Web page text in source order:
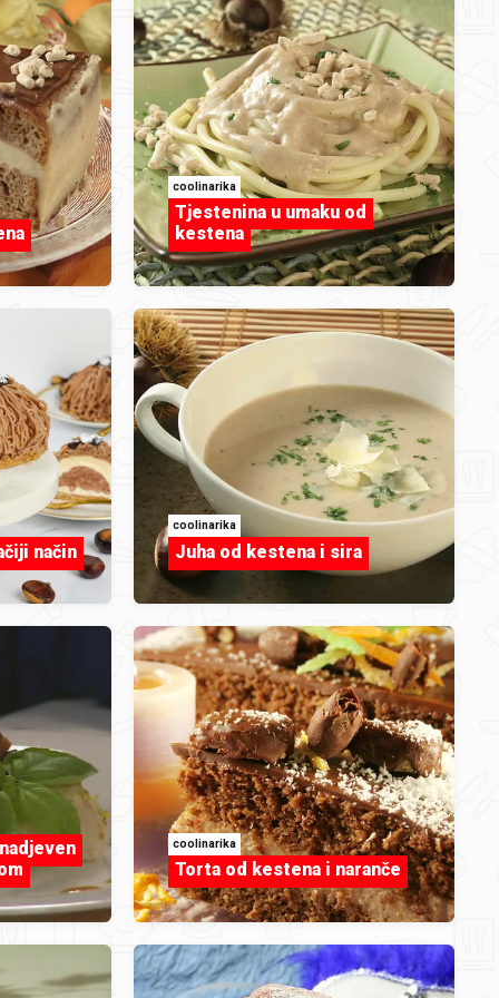
coolinarika
Tjestenina u umaku od
kestena
način
coolinarika
Juha od kestena i sira
coolinarika
Torta od kestena i naranče